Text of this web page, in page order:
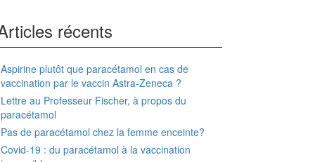
récents
Aspirine plutôt que paracétamol en cas de
vaccination par le vaccin Astra-Zeneca ?
Lettre au Professeur Fischer, à propos du
paracétamol
Pas de paracétamol chez la femme enceinte?
Covid-19 : du paracétamol à la vaccination